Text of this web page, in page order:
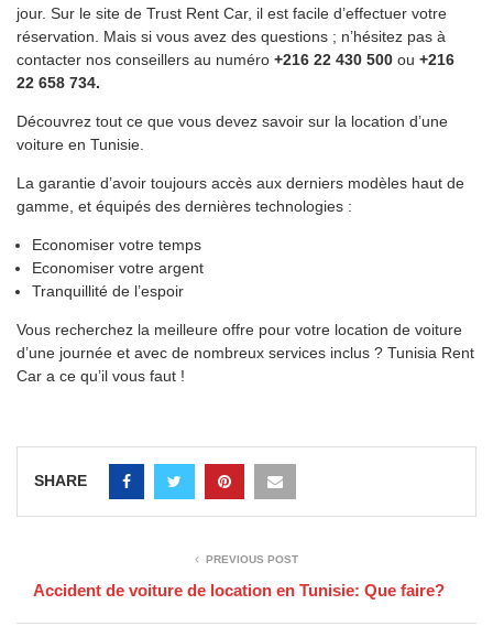
jour. Sur le site de Trust Rent Car, il est facile d’effectuer votre
réservation. Mais si vous avez des questions ; n’hésitez pas à
contacter nos conseillers au numéro +216 22 430 500 ou +216
22 658 734.
Découvrez tout ce que vous devez savoir sur la location d’une
voiture en Tunisie.
La garantie d’avoir toujours accès aux derniers modèles haut de
gamme, et équipés des dernières technologies :
Economiser votre temps
Economiser votre argent
Tranquillité de l’espoir
Vous recherchez la meilleure offre pour votre location de voiture
d’une journée et avec de nombreux services inclus ? Tunisia Rent
Car a ce qu’il vous faut !
SHARE
PREVIOUS POST
Accident de voiture de location en Tunisie: Que faire?